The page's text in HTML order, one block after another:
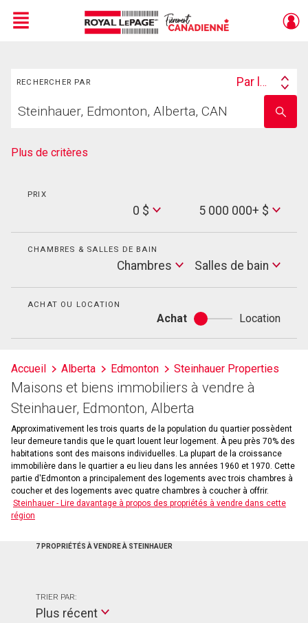
Menu
RECHERCHER PAR
Search
Par lieu
votre
nom
Plus de critères
PRIX
0 $
Max
Price
5 000 000+ $
CHAMBRES & SALLES DE BAIN
Chambres
Salles
de
Salles de bain
ACHAT OU LOCATION
Achat
Achat
ou
Location
Accueil Alberta Edmonton Steinhauer Properties
Maisons et biens immobiliers à vendre à
Steinhauer, Edmonton, Alberta
Approximativement les trois quarts de la population du quartier possèdent
leur demeure tandis que le quart louent leur logement. À peu près 70% des
habitations sont des maisons individuelles. La plupart de la croissance
immobilière dans le quartier a eu lieu dans les années 1960 et 1970. Cette
partie d'Edmonton a principalement des logements avec trois chambres à
coucher et des logements avec quatre chambres à coucher à offrir.
Steinhauer - Lire davantage à propos des propriétés à vendre dans cette
région
7 PROPRIÉTÉS À VENDRE À STEINHAUER
TRIER PAR:
Plus récent